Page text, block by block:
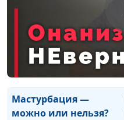
ограничивающие
убеждения?
Брак. Почему мне
скучно с одним
партнёром?
Мастурбация —
можно или нельзя?